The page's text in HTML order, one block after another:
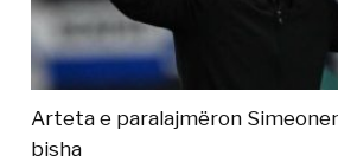
Arteta e paralajmëron
bisha